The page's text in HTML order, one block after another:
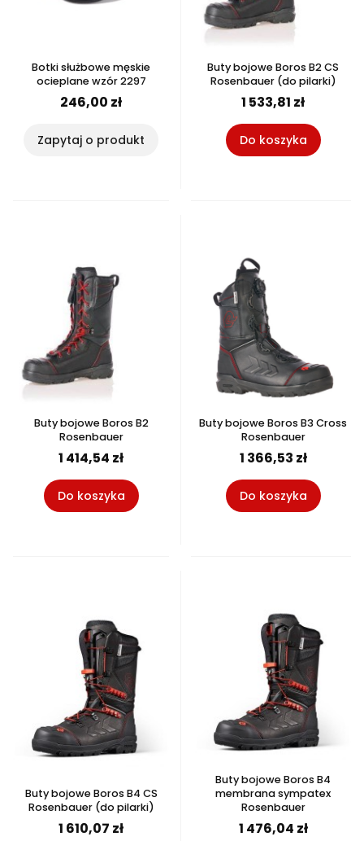
Botki służbowe męskie
ocieplane wzór 2297
246,00 zł
Zapytaj o produkt
Buty bojowe Boros B2 CS
Rosenbauer (do pilarki)
1 533,81 zł
Do koszyka
Buty bojowe Boros B2
Rosenbauer
1 414,54 zł
Do koszyka
Buty bojowe Boros B3 Cross
Rosenbauer
1 366,53 zł
Do koszyka
Buty bojowe Boros B4 CS
Rosenbauer (do pilarki)
1 610,07 zł
Buty bojowe Boros B4
membrana sympatex
Rosenbauer
1 476,04 zł